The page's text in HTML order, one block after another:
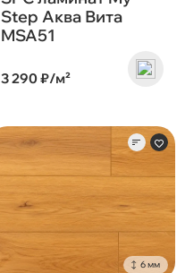
Step Аква Вита
MSA51
3 290 ₽/м²
6 мм